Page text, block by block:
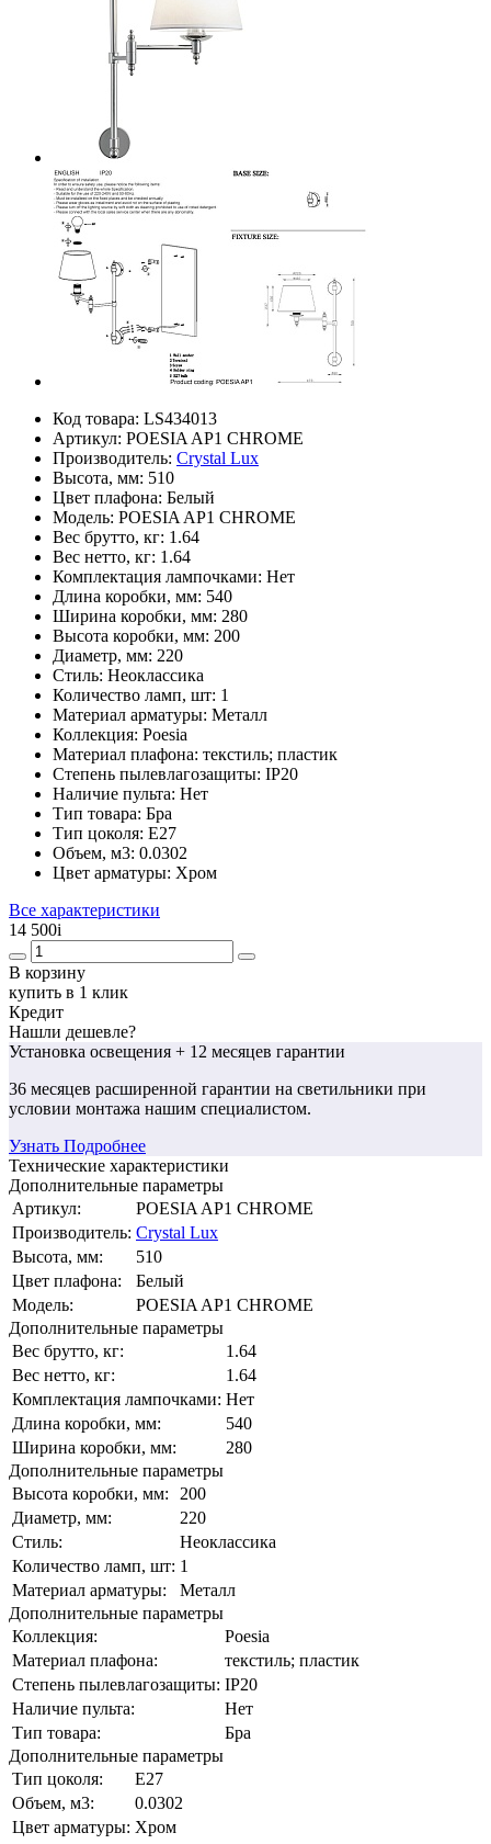
Код товара: LS434013
Артикул: POESIA AP1 CHROME
Производитель: Crystal Lux
Высота, мм: 510
Цвет плафона: Белый
Модель: POESIA AP1 CHROME
Вес брутто, кг: 1.64
Вес нетто, кг: 1.64
Комплектация лампочками: Нет
Длина коробки, мм: 540
Ширина коробки, мм: 280
Высота коробки, мм: 200
Диаметр, мм: 220
Стиль: Неоклассика
Количество ламп, шт: 1
Материал арматуры: Металл
Коллекция: Poesia
Материал плафона: текстиль; пластик
Степень пылевлагозащиты: IP20
Наличие пульта: Нет
Тип товара: Бра
Тип цоколя: Е27
Объем, м3: 0.0302
Цвет арматуры: Хром
Все характеристики
14 500i
В корзину
купить в 1 клик
Кредит
Нашли дешевле?
Установка освещения + 12 месяцев гарантии
36 месяцев расширенной гарантии на светильники при
условии монтажа нашим специалистом.
Узнать Подробнее
Технические характеристики
Дополнительные параметры
Артикул:
POESIA AP1 CHROME
Производитель: Crystal Lux
Высота, мм:
510
Цвет плафона:
Белый
Модель:
POESIA AP1 CHROME
Дополнительные параметры
Вес брутто, кг:
1.64
Вес нетто, кг:
1.64
Комплектация лампочками: Нет
Длина коробки, мм:
540
Ширина коробки, мм:
280
Дополнительные параметры
Высота коробки, мм:
200
Диаметр, мм:
220
Стиль:
Неоклассика
Количество ламп, шт: 1
Материал арматуры:
Металл
Дополнительные параметры
Коллекция:
Poesia
Материал плафона:
текстиль; пластик
Степень пылевлагозащиты: IP20
Наличие пульта:
Нет
Тип товара:
Бра
Дополнительные параметры
Тип цоколя:
Е27
Объем, м3:
0.0302
Цвет арматуры: Хром